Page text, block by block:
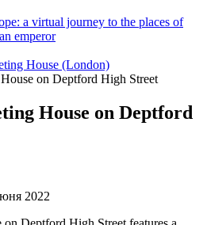
a virtual journey to the places of
emperor
House (London)
on Deptford High Street
House on Deptford
2022